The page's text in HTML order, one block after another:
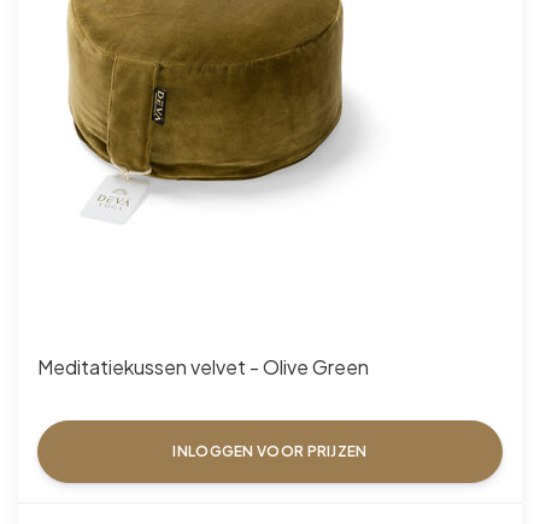
Meditatiekussen velvet - Olive Green
INLOGGEN VOOR PRIJZEN